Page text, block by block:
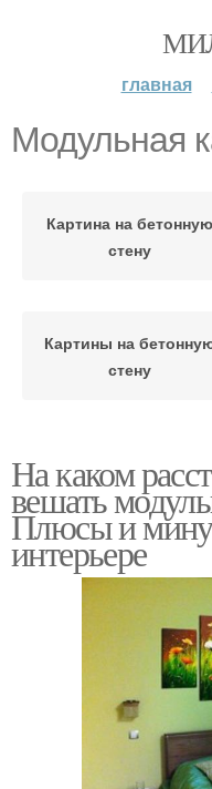
главная
Модульная
Картина на бетонную
стену
Картины на
стену
На каком
вешать
Плюсы и
интерьере